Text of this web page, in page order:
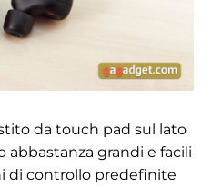
da touch pad sul lato
abbastanza grandi e facili
di controllo predefinite